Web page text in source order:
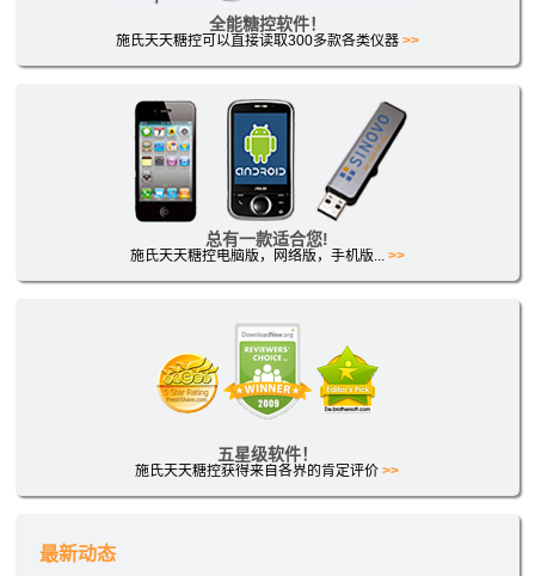
全能糖控软件！
施氏天天糖控可以直接读取300多款各类仪器>>
总有一款适合您!
施氏天天糖控电脑版，网络版，手机版...>>
五星级软件！
施氏天天糖控获得来自各界的肯定评价 >>
最新动态